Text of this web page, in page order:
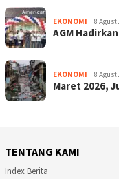
EKONOMI 8
AGM
EKONOMI 8
Maret 2026,
TENTANG KAMI
Index Berita